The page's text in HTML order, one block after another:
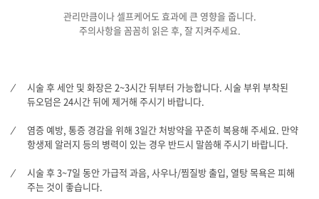
관리만큼이나 셀프케어도 효과에 큰 영향을 줍니다.
주의사항을 꼼꼼히 읽은 후, 잘 지켜주세요.
시술 후 세안 및 화장은 2~3시간 뒤부터 가능합니다. 시술 부위 부착된
듀오덤은 24시간 뒤에 제거해 주시기 바랍니다.
염증 예방, 통증 경감을 위해 3일간 처방약을 꾸준히 복용해 주세요. 만약
항생제 알러지 등의 병력이 있는 경우 반드시 말씀해 주시기 바랍니다.
시술 후 3~7일 동안 가급적 과음, 사우나/찜질방 출입, 열탕 목욕은 피해
주는 것이 좋습니다.